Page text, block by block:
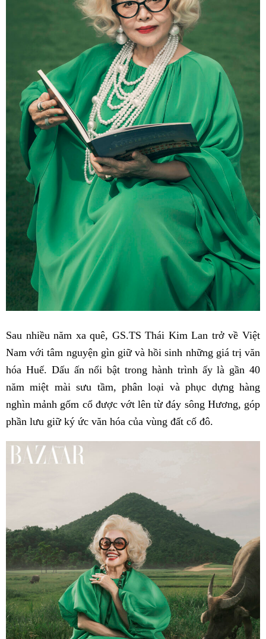
Sau nhiều năm xa quê, GS.TS Thái Kim Lan trở về Việt
Nam với tâm nguyện gìn giữ và hồi sinh những giá trị văn
hóa Huế. Dấu ấn nổi bật trong hành trình ấy là gần 40
năm miệt mài sưu tầm, phân loại và phục dựng hàng
nghìn mảnh gốm cổ được vớt lên từ đáy sông Hương, góp
phần lưu giữ ký ức văn hóa của vùng đất cố đô.